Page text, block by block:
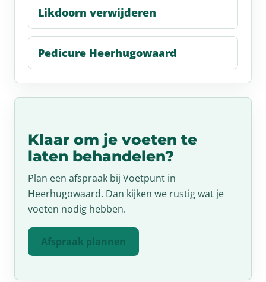
Likdoorn verwijderen
Pedicure Heerhugowaard
Klaar om je voeten te
laten behandelen?
Plan een afspraak bij Voetpunt in
Heerhugowaard. Dan kijken we rustig wat je
voeten nodig hebben.
Afspraak plannen